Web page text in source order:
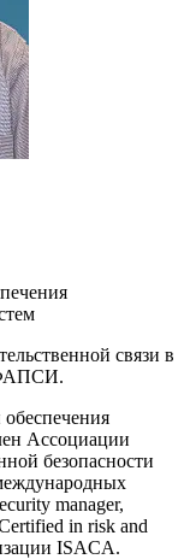
связи в
ФАПСИ.
обеспечения
Ассоциации
безопасности
manager,
in risk and
ISACA.